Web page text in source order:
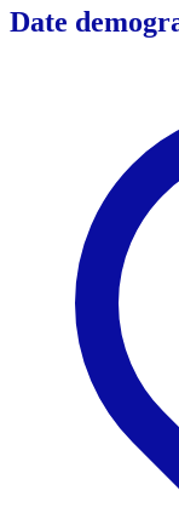
Date